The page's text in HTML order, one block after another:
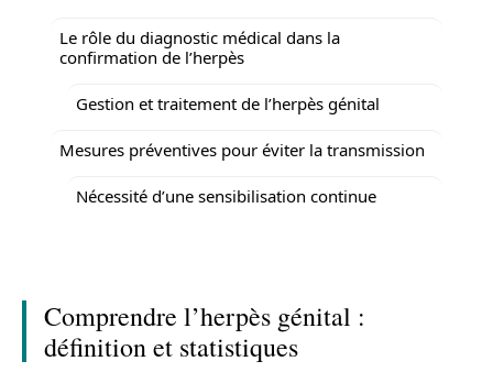
Le rôle du diagnostic médical dans la
confirmation de l’herpès
Gestion et traitement de l’herpès génital
Mesures préventives pour éviter la transmission
Nécessité d’une sensibilisation continue
Comprendre l’herpès génital :
définition et statistiques